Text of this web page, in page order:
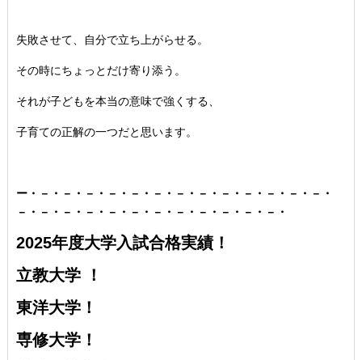
失敗させて、自分で立ち上がらせる。
その時にちょっとだけ寄り添う。
それが子どもを本当の意味で強くする、
子育ての正解の一つだと思います。
ー・－・－・－・－・－・－・－・－・－・－・－・－・－・
－・－・－・－・－・－・－・－・－・－・－・－・
2025年度大学入試合格実績！
立教大学 ！
東洋大学！
専修大学！